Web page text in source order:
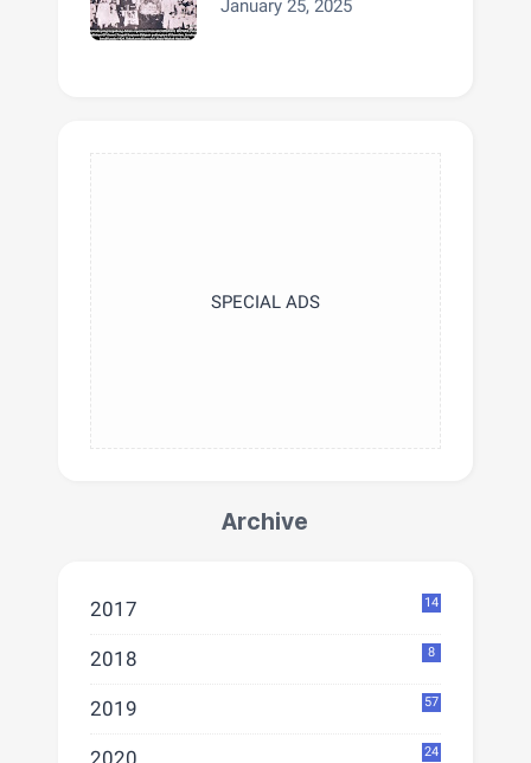
January 25, 2025
SPECIAL ADS
Archive
2017 14
2018 8
2019 57
24